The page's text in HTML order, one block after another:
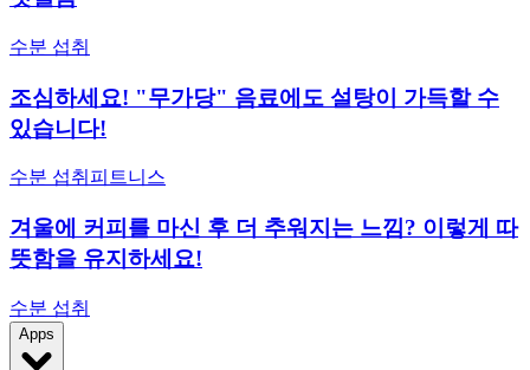
수분 섭취
조심하세요! "무가당" 음료에도 설탕이 가득할 수
있습니다!
수분 섭취 피트니스
겨울에 커피를 마신 후 더 추워지는 느낌? 이렇게 따
뜻함을 유지하세요!
수분 섭취
Apps